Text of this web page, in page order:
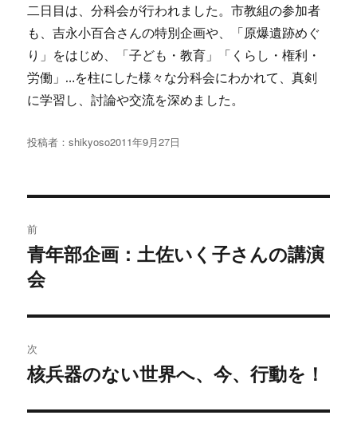
二日目は、分科会が行われました。市教組の参加者
も、吉永小百合さんの特別企画や、「原爆遺跡めぐ
り」をはじめ、「子ども・教育」「くらし・権利・
労働」…を柱にした様々な分科会にわかれて、真剣
に学習し、討論や交流を深めました。
投稿者：shikyoso投
2011年9月27日
稿
ナ
ビ
ゲ
ー
シ
前
過
去
投
稿:
青年部企画：土佐いく子さんの講演
会
次
次
投
核兵器のない世界へ、今、行動を！